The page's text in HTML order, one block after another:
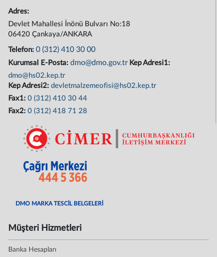
Adres:
Devlet Mahallesi İnönü Bulvarı No:18
06420 Çankaya/ANKARA
Telefon:0 (312) 410 30 00
Kurumsal E-Posta:dmo@dmo.gov.tr Kep Adresi1:
dmo@hs02.kep.tr
Kep Adresi2:devletmalzemeofisi@hs02.kep.tr
Fax1:0 (312) 410 30 44
Fax2:0 (312) 418 71 28
DMO MARKA TESCİL BELGELERİ
Müşteri Hizmetleri
Banka Hesapları